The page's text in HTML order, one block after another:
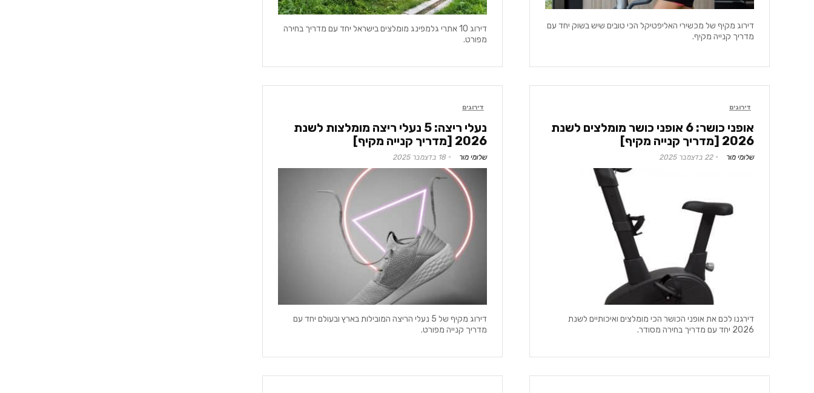
דירוג מקיף של מכשירי האליפטיקל הכי טובים שיש בשוק יחד עם
מדריך קנייה מקיף.
דירוג 10 אתרי גלמפינג מומלצים בישראל יחד עם מדריך בחירה
מפורט.
דירוגים
אופני כושר: 6 אופני כושר מומלצים לשנת
2026 [מדריך קנייה מקיף]
שלומי מור 22 בדצמבר 2025
דירגנו לכם את אופני הכושר הכי מומלצים ואיכותיים לשנת
2026 יחד עם מדריך בחירה מסודר.
דירוגים
נעלי ריצה: 5 נעלי ריצה מומלצות לשנת
2026 [מדריך קנייה מקיף]
שלומי מור 18 בדצמבר 2025
דירוג מקיף של 5 נעלי הריצה המובילות בארץ ובעולם יחד עם
מדריך קנייה מפורט.